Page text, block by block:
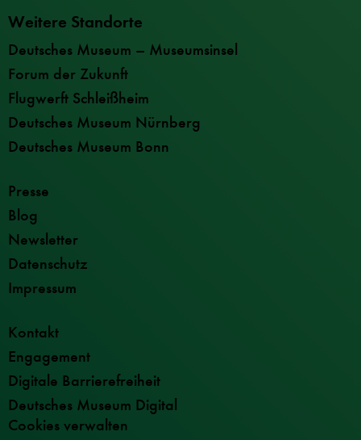
Weitere Standorte
Deutsches Museum – Museumsinsel
Forum der Zukunft
Flugwerft Schleißheim
Deutsches Museum Nürnberg
Deutsches Museum Bonn
Presse
Blog
Newsletter
Datenschutz
Impressum
Kontakt
Engagement
Digitale Barrierefreiheit
Deutsches Museum Digital
Cookies verwalten